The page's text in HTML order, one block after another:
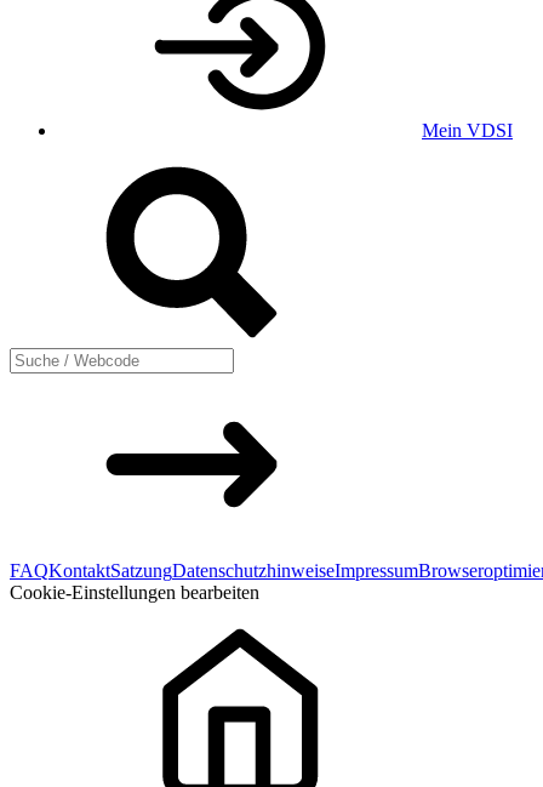
Mein VDSI
FAQKontaktSatzungDatenschutzhinweiseImpressum
Cookie-Einstellungen bearbeiten